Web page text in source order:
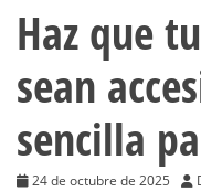
Haz que
sean
sencilla
24 de octubre de 2025